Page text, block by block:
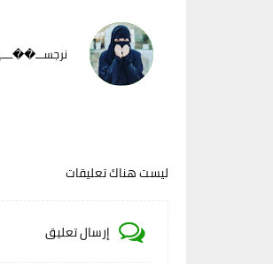
ليست هناك تعليقات
إرسال تعليق